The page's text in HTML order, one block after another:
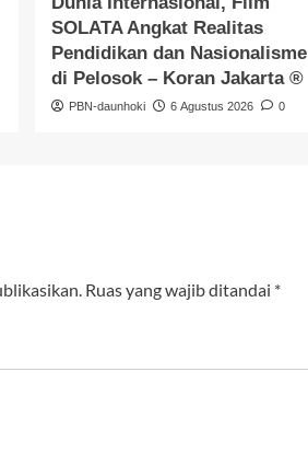
SOLATA Angkat Realitas
Pendidikan dan Nasionalisme
di Pelosok – Koran Jakarta ®
PBN-daunhoki 6 Agustus 2026 0
Ruas yang wajib ditandai *